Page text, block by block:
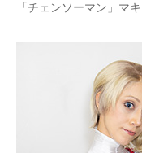
エレクトロニクス専門
エネルギーの専門メデ
建設×テクノロジーの
ちょっと気になるネッ
「チェンソーマン」マ